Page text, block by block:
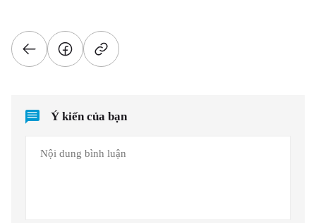
Ý kiến của bạn